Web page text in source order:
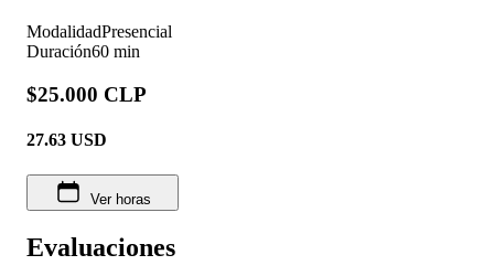
ModalidadPresencial
Duración60 min
$25.000 CLP
27.63 USD
Ver horas
Evaluaciones